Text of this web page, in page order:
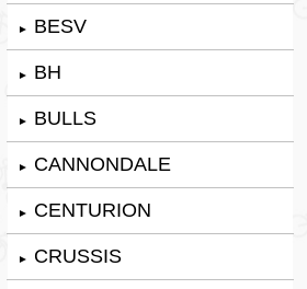
► BESV
► BH
► BULLS
► CANNONDALE
► CENTURION
► CRUSSIS